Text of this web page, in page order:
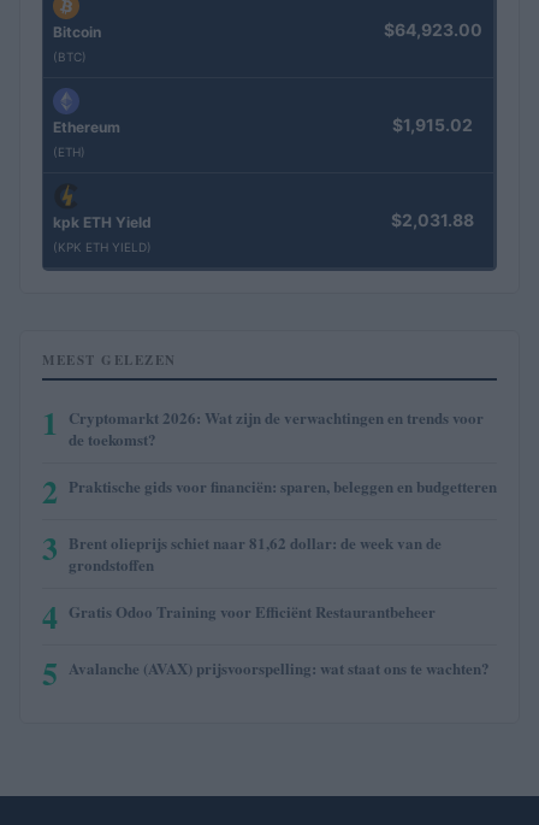
Bitcoin
(BTC)
$64,923.00
Ethereum
(ETH)
$1,915.02
kpk ETH Yield
(KPK ETH YIELD)
$2,031.88
MEEST GELEZEN
1
Cryptomarkt 2026: Wat zijn de verwachtingen en trends voor
de toekomst?
2 Praktische gids voor financiën: sparen, beleggen en budgetteren
3 Brent olieprijs schiet naar 81,62 dollar: de week van de
grondstoffen
4 Gratis Odoo Training voor Efficiënt Restaurantbeheer
5 Avalanche (AVAX) prijsvoorspelling: wat staat ons te wachten?